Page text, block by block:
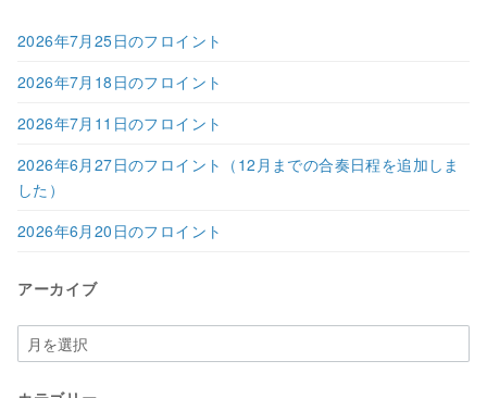
2026年7月25日のフロイント
2026年7月18日のフロイント
2026年7月11日のフロイント
2026年6月27日のフロイント（12月までの合奏日程を追加しま
した）
2026年6月20日のフロイント
アーカイブ
ア
ー